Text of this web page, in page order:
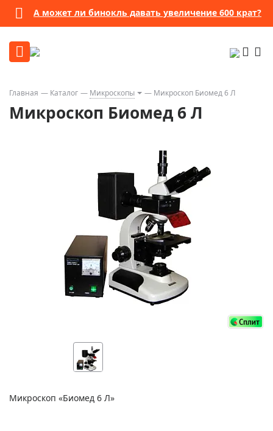
А может ли бинокль давать увеличение 600 крат?
Главная Каталог Микроскопы Микроскоп Биомед 6 Л
Микроскоп Биомед 6 Л
Микроскоп «Биомед 6 Л»